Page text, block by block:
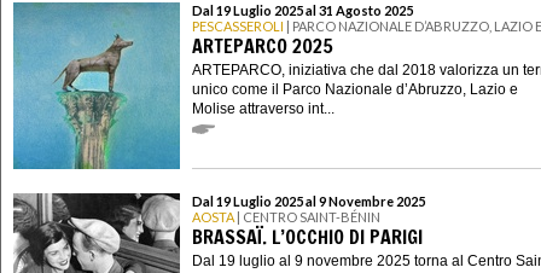
Dal 19 Luglio 2025 al 31 Agosto 2025
PESCASSEROLI | PARCO NAZIONALE D’ABRUZZO, LAZIO
ARTEPARCO 2025
ARTEPARCO, iniziativa che dal 2018 valorizza un
unico come il Parco Nazionale d’Abruzzo, Lazio e
Molise attraverso int...
Dal 19 Luglio 2025 al 9 Novembre 2025
AOSTA | CENTRO SAINT-BÉNIN
BRASSAÏ. L’OCCHIO DI PARIGI
Dal 19 luglio al 9 novembre 2025 torna al Centro